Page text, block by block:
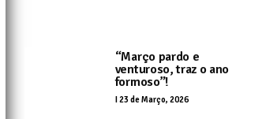
“Março pardo e
venturoso, traz o ano
formoso”!
I23 de Março, 2026